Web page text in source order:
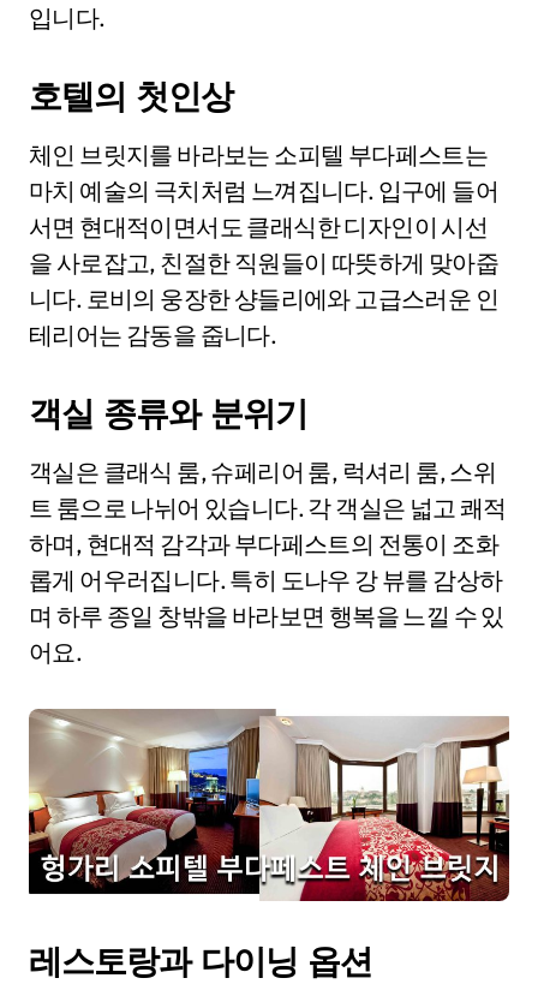
입니다.
호텔의 첫인상
체인 브릿지를 바라보는 소피텔 부다페스트는
마치 예술의 극치처럼 느껴집니다. 입구에 들어
서면 현대적이면서도 클래식한 디자인이 시선
을 사로잡고, 친절한 직원들이 따뜻하게 맞아줍
니다. 로비의 웅장한 샹들리에와 고급스러운 인
테리어는 감동을 줍니다.
객실 종류와 분위기
객실은 클래식 룸, 슈페리어 룸, 럭셔리 룸, 스위
트 룸으로 나뉘어 있습니다. 각 객실은 넓고 쾌적
하며, 현대적 감각과 부다페스트의 전통이 조화
롭게 어우러집니다. 특히 도나우 강 뷰를 감상하
며 하루 종일 창밖을 바라보면 행복을 느낄 수 있
어요.
레스토랑과 다이닝 옵션